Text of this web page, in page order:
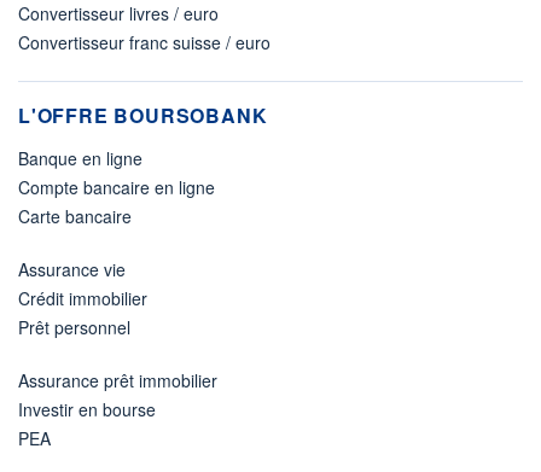
Convertisseur livres / euro
Convertisseur franc suisse / euro
L'OFFRE BOURSOBANK
Banque en ligne
Compte bancaire en ligne
Carte bancaire
Assurance vie
Crédit immobilier
Prêt personnel
Assurance prêt immobilier
Investir en bourse
PEA